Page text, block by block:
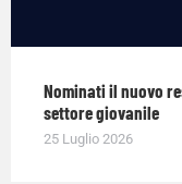
Nominati il nuovo
settore giovanile
25 Luglio 2026